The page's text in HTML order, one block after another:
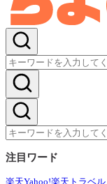
注目ワード
楽天Yahoo!楽天トラベル